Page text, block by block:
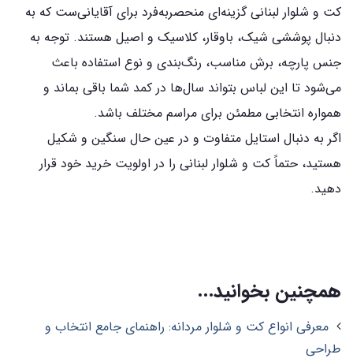
کت و شلوار لبنانی گزینه‌ای منحصربه‌فرد برای آقایانی‌ست که به
دنبال پوششی شیک، باوقار، کلاسیک و اصیل هستند. توجه به
جنس پارچه، برش مناسب، رنگ‌بندی و نوع استفاده باعث
می‌شود تا این لباس بتواند سال‌ها در کمد شما باقی بماند و
همواره انتخابی مطمئن برای مراسم مختلف باشد.
اگر به دنبال استایل متفاوت و در عین حال سنگین و شکیل
هستید، حتماً کت و شلوار لبنانی را در اولویت خرید خود قرار
دهید.
همچنین بخوانید...
معرفی انواع کت و شلوار مردانه: راهنمای جامع انتخاب و
طراحی